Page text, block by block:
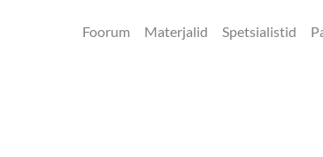
Foorum Materjalid Spetsialistid